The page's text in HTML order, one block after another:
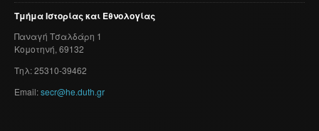
ΤμήμαΙστορίαςκαι Εθνολογίας
Παναγή Τσαλδάρη 1
Κομοτηνή, 69132
Τηλ: 25310-39462
Email:secr@he.duth.gr